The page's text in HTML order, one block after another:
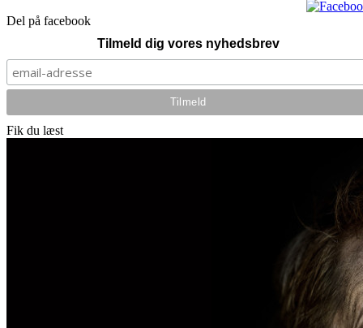
Del på facebook
Tilmeld dig vores nyhedsbrev
Fik du læst